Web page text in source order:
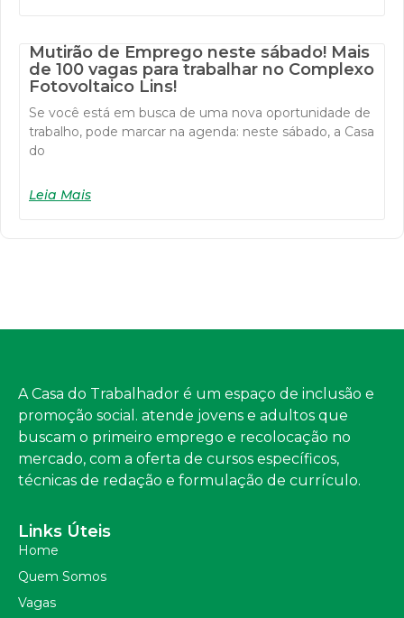
Mutirão de Emprego neste sábado! Mais
de 100 vagas para trabalhar no Complexo
Fotovoltaico Lins!
Se você está em busca de uma nova oportunidade de
trabalho, pode marcar na agenda: neste sábado, a Casa
do
Leia Mais
A Casa do Trabalhador é um espaço de inclusão e
promoção social. atende jovens e adultos que
buscam o primeiro emprego e recolocação no
mercado, com a oferta de cursos específicos,
técnicas de redação e formulação de currículo.
Links Úteis
Home
Quem Somos
Vagas